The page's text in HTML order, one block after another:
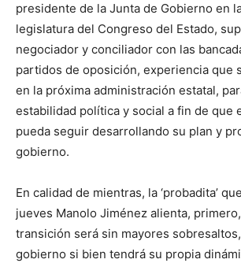
presidente de la Junta de Gobierno en
legislatura del Congreso del Estado,
negociador y conciliador con las
partidos de oposición, experiencia que
en la próxima administración estatal,
estabilidad política y social a fin de que
pueda seguir desarrollando su plan y
gobierno.
En calidad de mientras, la ‘probadita’
jueves Manolo Jiménez alienta,
transición será sin mayores
gobierno si bien tendrá su propia